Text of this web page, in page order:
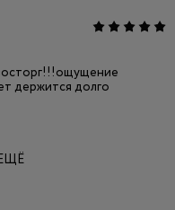
держится долго